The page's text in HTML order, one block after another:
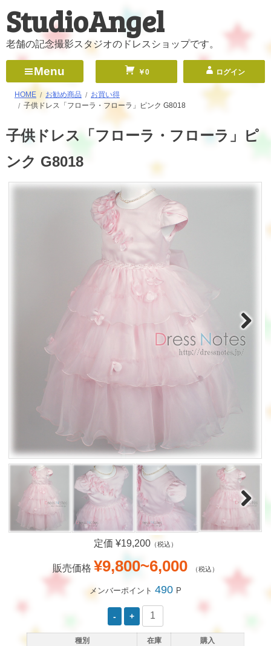
ン
テ
ン
キ
プ
StudioAngel
老舗の記念撮影スタジオのドレスショップです。
Menu ￥0 ログイン
HOME お勧め商品
お買い得
子供ドレス「フローラ・フローラ」ピンク G8018
子供ドレス「フローラ・フローラ」ピ
ンク G8018
Next
定価 ¥19,200 （税込）
販売価格 ¥9,800~6,000 （税込）
メンバーポイント 490 P
種別 在庫 購入